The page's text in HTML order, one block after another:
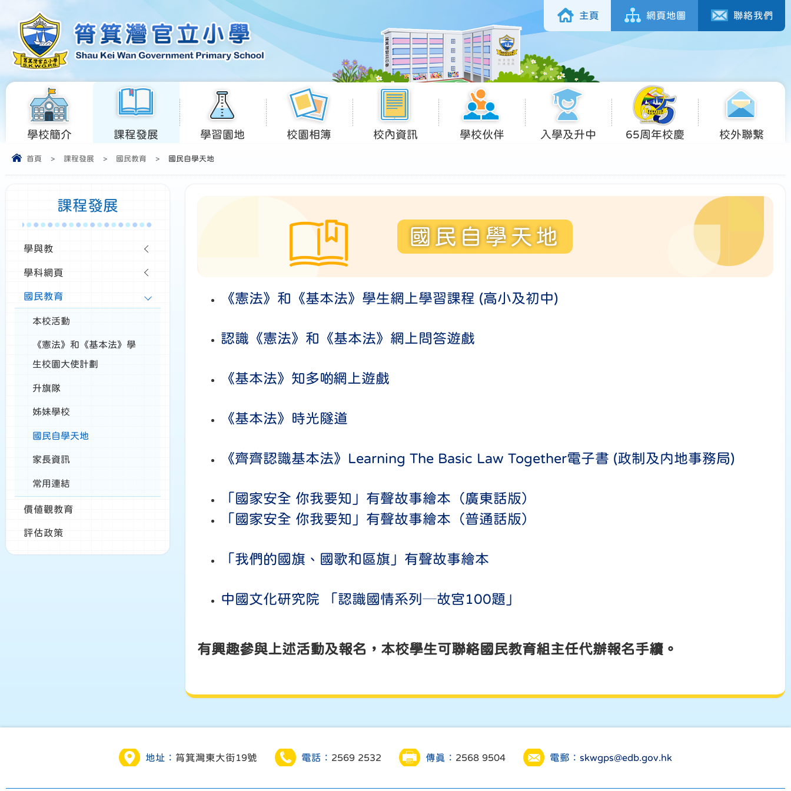
主頁 網頁地圖 聯絡我們
學校簡介 課程發展 學習園地 校園相簿 校內資訊 學校伙伴 入學及升中 65周年校慶 校外聯繫
首頁 > 課程發展 > 國民教育 > 國民自學天地
國民自學天地
《憲法》和《基本法》學生網上學習課程 (高小及初中)
認識《憲法》和《基本法》網上問答遊戲
《基本法》知多啲網上遊戲
《基本法》時光隧道
《齊齊認識基本法》Learning The Basic Law Together電子書 (政制及内地事務局)
「國家安全 你我要知」有聲故事繪本（廣東話版）
「國家安全 你我要知」有聲故事繪本（普通話版）
「我們的國旗、國歌和區旗」有聲故事繪本
中國文化研究院 「認識國情系列─故宮100題」
有興趣參與上述活動及報名，本校學生可聯絡國民教育組主任代辦報名手續。
課程發展
學與教
學科網頁
國民教育
本校活動
《憲法》和《基本法》學
生校園大使計劃
升旗隊
姊妹學校
國民自學天地
家長資訊
常用連結
價值觀教育
評估政策
地址： 筲箕灣東大街19號 電話： 2569 2532 傳真： 2568 9504 電郵： skwgps@edb.gov.hk